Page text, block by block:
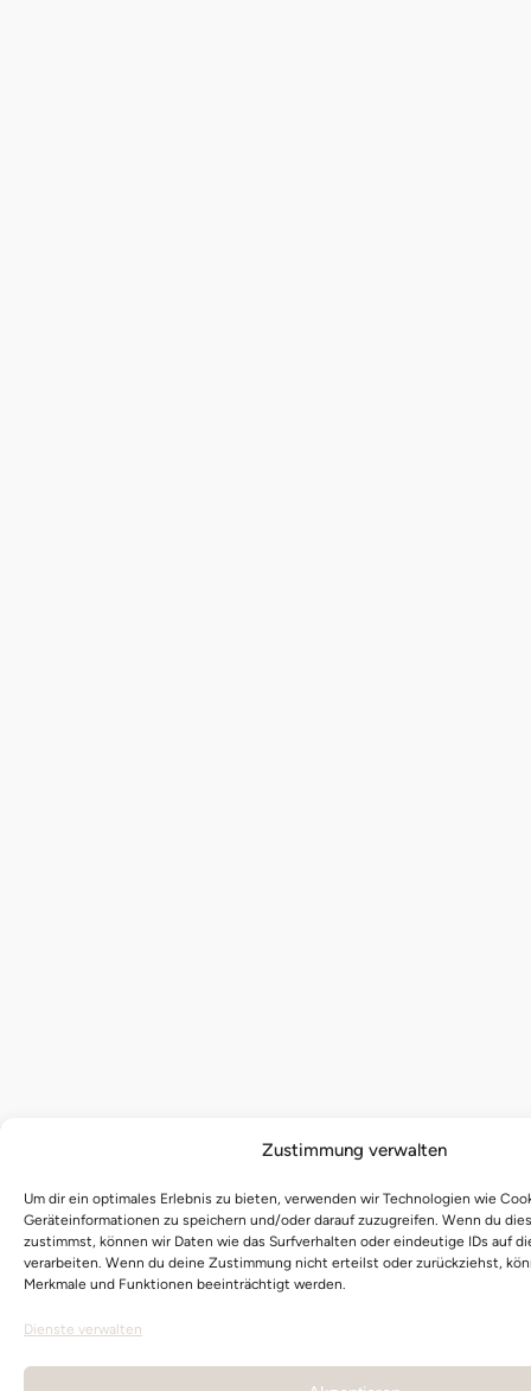
Zustimmung verwalten
Um dir ein optimales Erlebnis zu bieten, verwenden wir Technologien wie
Geräteinformationen zu speichern und/oder darauf zuzugreifen. Wenn du
zustimmst, können wir Daten wie das Surfverhalten oder eindeutige IDs auf
verarbeiten. Wenn du deine Zustimmung nicht erteilst oder zurückziehst,
Merkmale und Funktionen beeinträchtigt werden.
Dienste verwalten